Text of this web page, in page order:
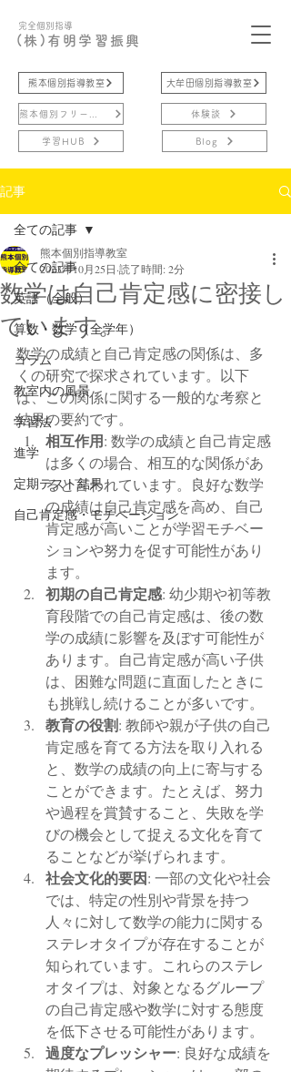
完全個別指導
(株)有明学習振興
熊本個別指導教室
学習HUB
大牟田個別指導教室
体験談
Blog
記事
全ての記事
英語（全般）
算数・数学（全学年）
コラム
教室内の風景
学習法
進学
定期テスト結果
自己肯定感・モチベーション
全ての記事
数学は自己肯定感に密接し
ています。
熊本個別指導教室
2023年10月25日 読了時間: 2分
数学の成績と自己肯定感の関係は、多
くの研究で探求されています。以下
は、この関係に関する一般的な考察と
結果の要約です。
相互作用: 数学の成績と自己肯定感
は多くの場合、相互的な関係があ
ると言われています。良好な数学
の成績は自己肯定感を高め、自己
肯定感が高いことが学習モチベー
ションや努力を促す可能性があり
ます。
初期の自己肯定感: 幼少期や初等教
育段階での自己肯定感は、後の数
学の成績に影響を及ぼす可能性が
あります。自己肯定感が高い子供
は、困難な問題に直面したときに
も挑戦し続けることが多いです。
教育の役割: 教師や親が子供の自己
肯定感を育てる方法を取り入れる
と、数学の成績の向上に寄与する
ことができます。たとえば、努力
や過程を賞賛すること、失敗を学
びの機会として捉える文化を育て
ることなどが挙げられます。
社会文化的要因: 一部の文化や社会
では、特定の性別や背景を持つ
人々に対して数学の能力に関する
ステレオタイプが存在することが
知られています。これらのステレ
オタイプは、対象となるグループ
の自己肯定感や数学に対する態度
を低下させる可能性があります。
過度なプレッシャー: 良好な成績を